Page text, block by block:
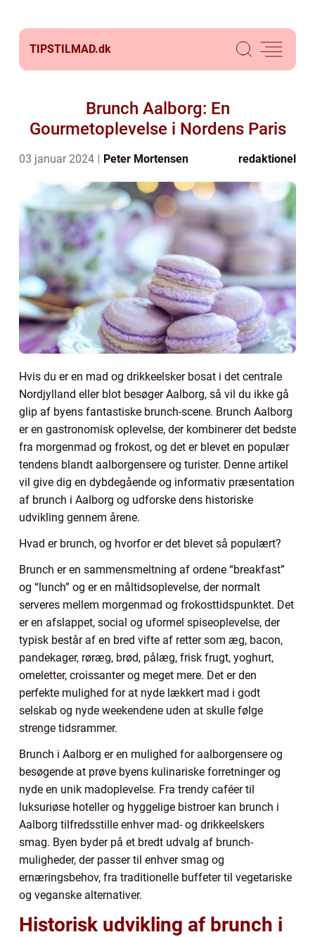
TIPSTILMAD.dk
Brunch Aalborg: En
Gourmetoplevelse i Nordens Paris
03 januar 2024 Peter Mortensen redaktionel
Hvis du er en mad og drikkeelsker bosat i det centrale
Nordjylland eller blot besøger Aalborg, så vil du ikke gå
glip af byens fantastiske brunch-scene. Brunch Aalborg
er en gastronomisk oplevelse, der kombinerer det bedste
fra morgenmad og frokost, og det er blevet en populær
tendens blandt aalborgensere og turister. Denne artikel
vil give dig en dybdegående og informativ præsentation
af brunch i Aalborg og udforske dens historiske
udvikling gennem årene.
Hvad er brunch, og hvorfor er det blevet så populært?
Brunch er en sammensmeltning af ordene “breakfast”
og “lunch” og er en måltidsoplevelse, der normalt
serveres mellem morgenmad og frokosttidspunktet. Det
er en afslappet, social og uformel spiseoplevelse, der
typisk består af en bred vifte af retter som æg, bacon,
pandekager, røræg, brød, pålæg, frisk frugt, yoghurt,
omeletter, croissanter og meget mere. Det er den
perfekte mulighed for at nyde lækkert mad i godt
selskab og nyde weekendene uden at skulle følge
strenge tidsrammer.
Brunch i Aalborg er en mulighed for aalborgensere og
besøgende at prøve byens kulinariske forretninger og
nyde en unik madoplevelse. Fra trendy caféer til
luksuriøse hoteller og hyggelige bistroer kan brunch i
Aalborg tilfredsstille enhver mad- og drikkeelskers
smag. Byen byder på et bredt udvalg af brunch-
muligheder, der passer til enhver smag og
ernæringsbehov, fra traditionelle buffeter til vegetariske
og veganske alternativer.
Historisk udvikling af brunch i